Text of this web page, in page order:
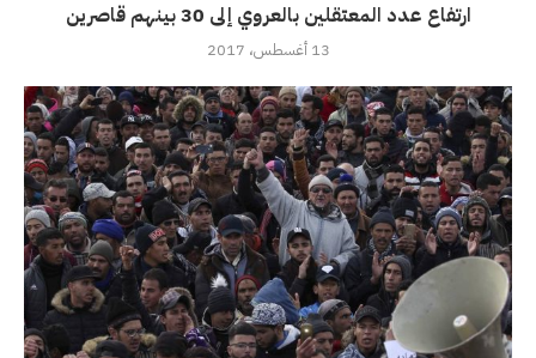
ارتفاع عدد المعتقلين بالعروي إلى 30 بينهم قاصرين
13 أغسطس، 2017